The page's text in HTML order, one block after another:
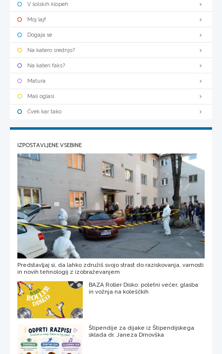
V šolskih klopeh
Moj lajf
Dogaja se
Na katero srednjo?
Na kateri faks?
Matura
Mali oglasi
Čvek kar tako
IZPOSTAVLJENE VSEBINE
Predstavljaj si, da lahko združiš svojo strast do raziskovanja, varnosti
in novih tehnologij z izobraževanjem
BAZA Roller Disko: poletni večer, glasba
in vožnja na koleščkih
Štipendije za dijake iz Štipendijskega
sklada dr. Janeza Drnovška